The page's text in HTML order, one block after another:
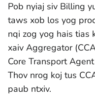
Pob nyiaj siv Billing
taws xob los yog
nqi zog yog hais tias
xaiv Aggregator
Core Transport
Thov nrog koj tus
paub ntxiv.